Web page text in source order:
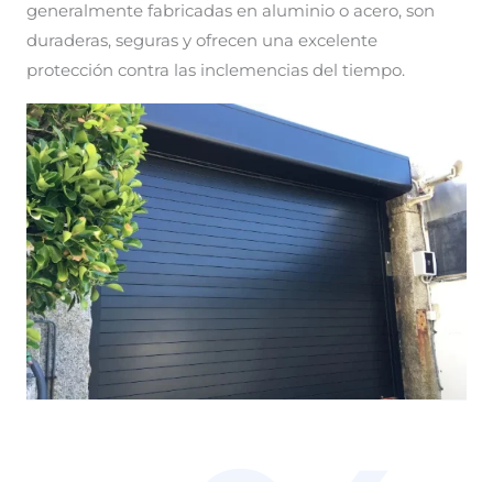
generalmente fabricadas en aluminio o acero, son
duraderas, seguras y ofrecen una excelente
protección contra las inclemencias del tiempo.